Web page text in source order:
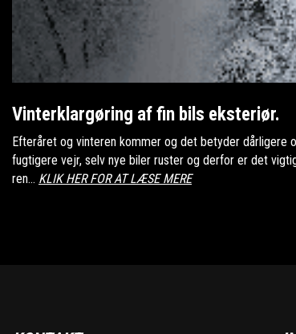
Vinterklargøring af fin bils eksteriør.
Efteråret og vinteren kommer og det betyder dårligere
fugtigere vejr, selv nye biler ruster og derfor er det
ren... KLIK HER FOR AT LÆSE MERE